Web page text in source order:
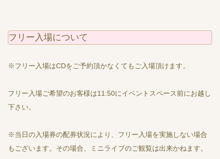
フリー入場について
※フリー入場はCDをご予約頂かなくてもご入場頂けます。
フリー入場ご希望のお客様は11:50にイベントスペース前にお越し
下さい。
※当日の入場券の配券状況により、フリー入場を実施しない場合
もございます。その場合、ミニライブのご観覧は出来かねます。